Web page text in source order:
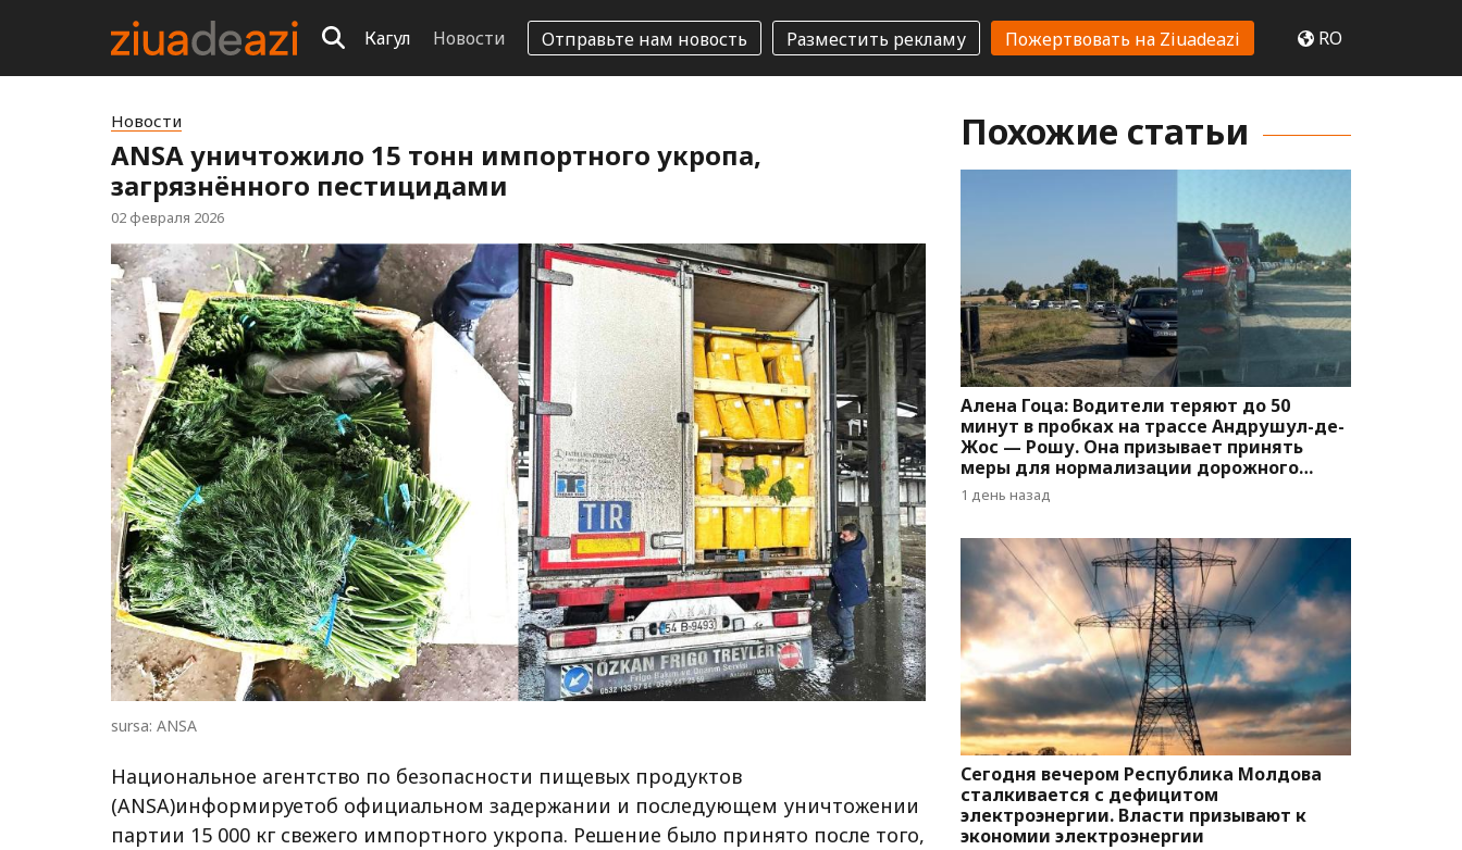
Кагул Новости Отправьте нам новость Разместить рекламу Пожертвовать на Ziuadeazi RO
Новости
ANSA уничтожило 15 тонн импортного укропа,
загрязнённого пестицидами
02 февраля 2026
sursa: ANSA
Национальное агентство по безопасности пищевых продуктов
(ANSA)информируетоб официальном задержании и последующем уничтожении
партии 15 000 кг свежего импортного укропа. Решение было принято после того,
Похожие статьи
Алена Гоца: Водители теряют до 50
минут в пробках на трассе Андрушул-де-
Жос — Рошу. Она призывает принять
меры для нормализации дорожного
движения
1 день назад
Сегодня вечером Республика Молдова
сталкивается с дефицитом
электроэнергии. Власти призывают к
экономии электроэнергии